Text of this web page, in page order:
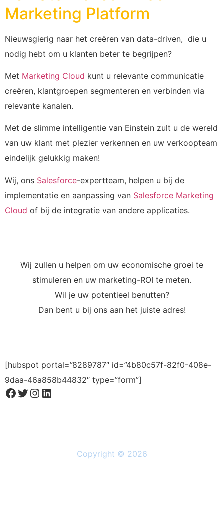
Marketing Platform
Nieuwsgierig naar het creëren van data-driven, die u
nodig hebt om u klanten beter te begrijpen?
Met Marketing Cloud kunt u relevante communicatie
creëren, klantgroepen segmenteren en verbinden via
relevante kanalen.
Met de slimme intelligentie van Einstein zult u de wereld
van uw klant met plezier verkennen en uw verkoopteam
eindelijk gelukkig maken!
Wij, ons Salesforce-expertteam, helpen u bij de
implementatie en aanpassing van Salesforce Marketing
Cloud of bij de integratie van andere applicaties.
Wij zullen u helpen om uw economische groei te
stimuleren en uw marketing-ROI te meten.
Wil je uw potentieel benutten?
Dan bent u bij ons aan het juiste adres!
[hubspot portal=”8289787″ id=”4b80c57f-82f0-408e-
9daa-46a858b44832″ type=”form”]
Copyright © 2026